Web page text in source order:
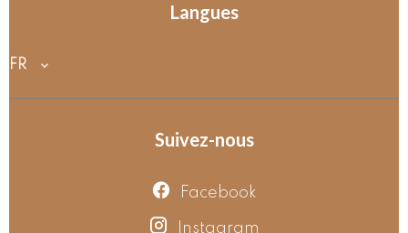
Langues
FR
Suivez-nous
Facebook
Instagram